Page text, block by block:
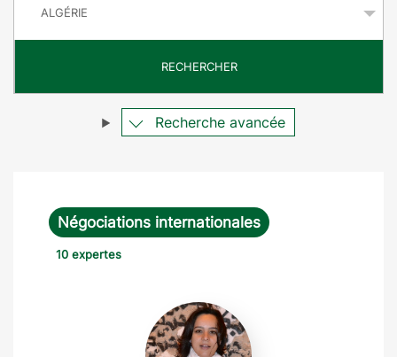
ê
e
RECHERCHER
Recherche avancée
Négociations internationales
10 expertes
Sonia
Elkara